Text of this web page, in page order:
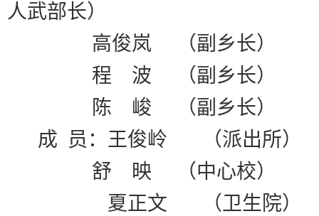
人武部长）
高俊岚
（副乡长）
程
波
（副乡长）
陈
峻
（副乡长）
成
员：王俊岭
（派出所）
舒
映
（中心校）
夏正文
（卫生院）